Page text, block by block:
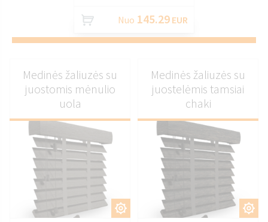
Nuo 145.29 EUR
PRITAIKYTI
Medinės žaliuzės su
juostomis mėnulio
uola
PRITAIKYTI
Medinės žaliuzės su
juostelėmis tamsiai
chaki